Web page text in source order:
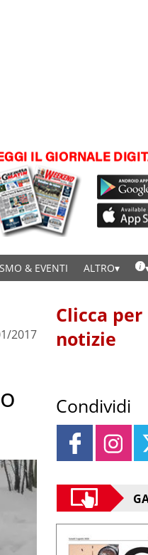
& EVENTI ALTRO
2017
Clicca
notizie
Condividi